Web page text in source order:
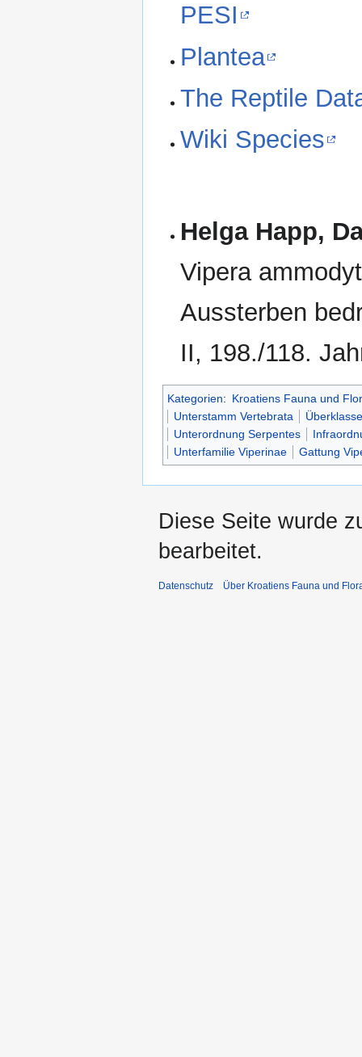
PESI
Plantea
The Reptile
Wiki Species
Helga Happ,
Vipera
Aussterben
II, 198./118.
Kategorien: Kroatiens Fauna und
Unterstamm Vertebrata
Unterordnung Serpentes
Unterfamilie Viperinae
Gattung
Diese Seite wurde
bearbeitet.
Datenschutz Über Kroatiens Fauna und